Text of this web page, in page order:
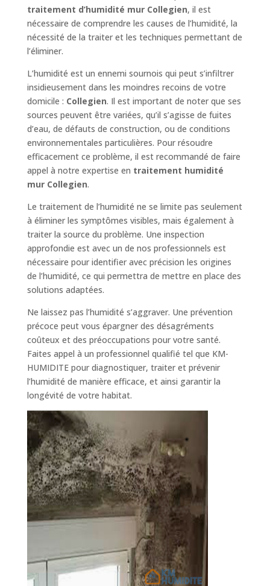
traitement d’humidité mur Collegien, il est
nécessaire de comprendre les causes de l’humidité, la
nécessité de la traiter et les techniques permettant de
l’éliminer.
L’humidité est un ennemi sournois qui peut s’infiltrer
insidieusement dans les moindres recoins de votre
domicile : Collegien. Il est important de noter que ses
sources peuvent être variées, qu’il s’agisse de fuites
d’eau, de défauts de construction, ou de conditions
environnementales particulières. Pour résoudre
efficacement ce problème, il est recommandé de faire
appel à notre expertise en traitement humidité
mur Collegien.
Le traitement de l’humidité ne se limite pas seulement
à éliminer les symptômes visibles, mais également à
traiter la source du problème. Une inspection
approfondie est avec un de nos professionnels est
nécessaire pour identifier avec précision les origines
de l’humidité, ce qui permettra de mettre en place des
solutions adaptées.
Ne laissez pas l’humidité s’aggraver. Une prévention
précoce peut vous épargner des désagréments
coûteux et des préoccupations pour votre santé.
Faites appel à un professionnel qualifié tel que KM-
HUMIDITE pour diagnostiquer, traiter et prévenir
l’humidité de manière efficace, et ainsi garantir la
longévité de votre habitat.